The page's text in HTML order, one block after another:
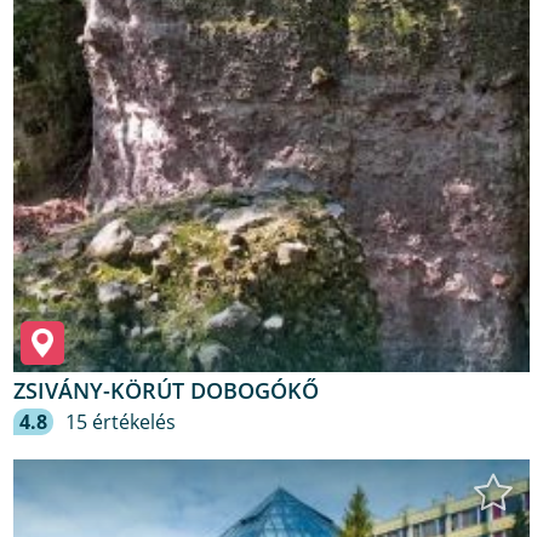
ZSIVÁNY-KÖRÚT DOBOGÓKŐ
4.8 15 értékelés